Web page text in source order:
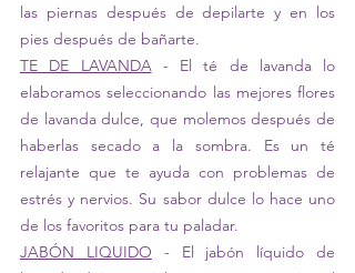
las piernas después de depilarte y en los
pies después de bañarte.
TE DE LAVANDA - El té de lavanda lo
elaboramos seleccionando las mejores flores
de lavanda dulce, que molemos después de
haberlas secado a la sombra. Es un té
relajante que te ayuda con problemas de
estrés y nervios. Su sabor dulce lo hace uno
de los favoritos para tu paladar.
JABÓN LIQUIDO - El jabón líquido de